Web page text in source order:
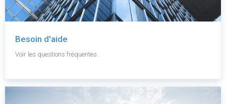
Besoin d'aide
Voir les questions fréquentes.